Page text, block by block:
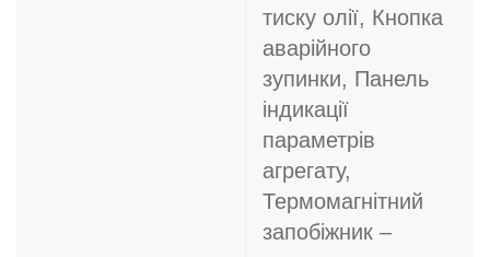
тиску олії, Кнопка
аварійного
зупинки, Панель
індикації
параметрів
агрегату,
Термомагнітний
запобіжник –